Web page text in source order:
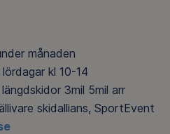
månaden
kl 10-14
3mil 5mil arr
skidallians, SportEvent